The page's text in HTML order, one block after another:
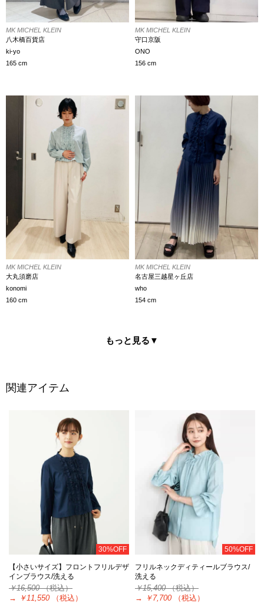
MK MICHEL KLEIN
八木橋百貨店
ki-yo
165 cm
MK MICHEL KLEIN
守口京阪
ONO
156 cm
MK MICHEL KLEIN
大丸須磨店
konomi
160 cm
MK MICHEL KLEIN
名古屋三越星ヶ丘店
who
154 cm
もっと見る ▼
関連アイテム
30%OFF
【小さいサイズ】フロントフリルデザ
インブラウス/洗える
￥16,500（税込）
→
￥11,550 （税込）
50%OFF
フリルネックディティールブラウス/
洗える
￥15,400（税込）
→
￥7,700 （税込）